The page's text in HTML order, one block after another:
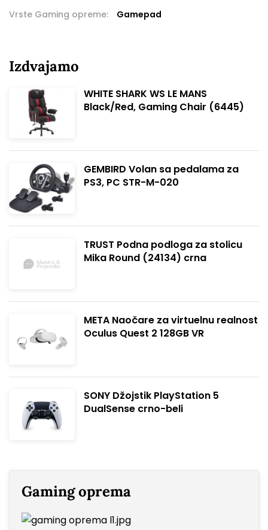
Vrste Gaming opreme:
Gamepad
Izdvajamo
WHITE SHARK WS LE MANS
Black/Red, Gaming Chair (6445)
GEMBIRD Volan sa pedalama za
PS3, PC STR-M-020
TRUST Podna podloga za stolicu
Mika Round (24134) crna
META Naočare za virtuelnu realnost
Oculus Quest 2 128GB VR
SONY Džojstik PlayStation 5
DualSense crno-beli
Gaming oprema